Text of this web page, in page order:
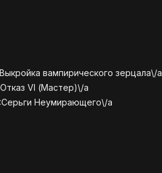
вампирического зерцала\/a
VI (Мастер)\/a
Неумирающего\/a